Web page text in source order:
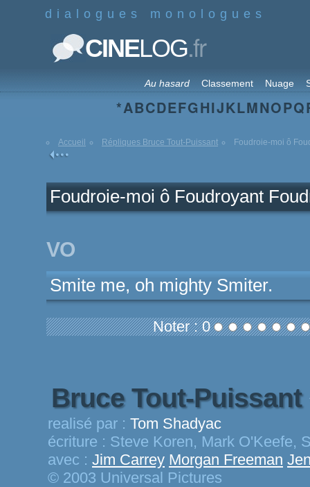
dialogues monologues
CINELOG.fr
Au hasard Classement Nuage
*ABCDEFGHIJKLMNOPQ
Accueil Répliques Bruce Tout-Puissant Foudroie-moi ô
Foudroie-moi ô Foudroyant
VO
Smite me, oh mighty Smiter.
Noter : 0
Bruce Tout-Puissant
realisé par : Tom Shadyac
écriture : Steve Koren, Mark O'Keefe,
avec : Jim Carrey Morgan Freeman
© 2003 Universal Pictures